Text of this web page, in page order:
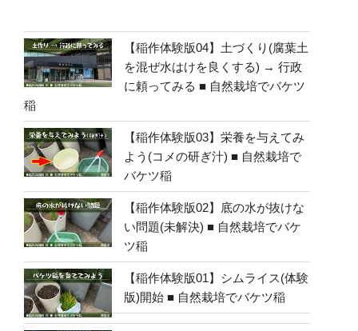
【稲作体験版04】土づくり(腐葉土
を混ぜ水はけを良くする) → 行政
に頼ってみる ■ 自然栽培でバケツ
稲
【稲作体験版03】栄養を与えてみ
よう(コメの研ぎ汁) ■ 自然栽培で
バケツ稲
【稲作体験版02】底の水が抜けな
い問題(未解決) ■ 自然栽培でバケ
ツ稲
【稲作体験版01】シムライス(体験
版)開始 ■ 自然栽培でバケツ稲